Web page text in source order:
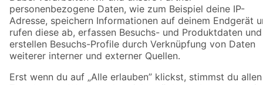
Datenschutz Privatsphäre Impressum
AGB
Nutzungsbedingungen
Widerrufsrecht
Vertrag widerrufen
Barrierefreiheit
© 2026 toom Baumarkt GmbH